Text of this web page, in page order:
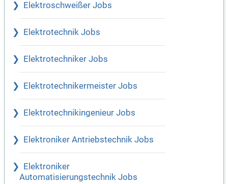
Elektroschweißer Jobs
Elektrotechnik Jobs
Elektrotechniker Jobs
Elektrotechnikermeister Jobs
Elektrotechnikingenieur Jobs
Elektroniker Antriebstechnik Jobs
Elektroniker
Automatisierungstechnik Jobs